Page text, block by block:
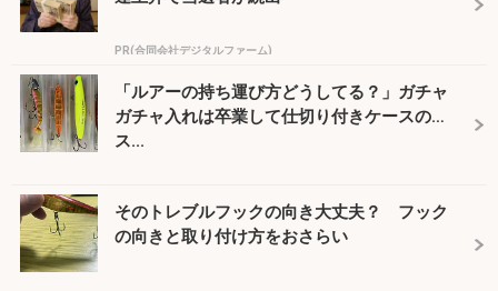
PR(合同会社デジタルファーム)
「ルアーの持ち運び方どうしてる？」ガチャ
ガチャ入れは卒業して仕切り付きケースの
ス...
そのトレブルフックの向き大丈夫？ フック
の向きと取り付け方をおさらい